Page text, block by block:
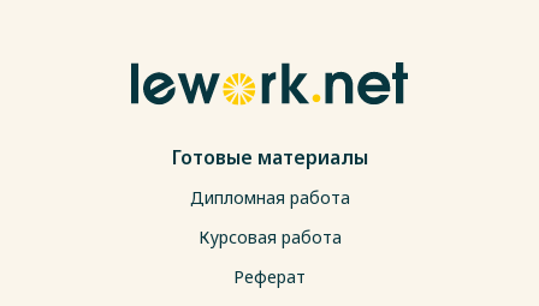
Готовые материалы
Дипломная работа
Курсовая работа
Реферат